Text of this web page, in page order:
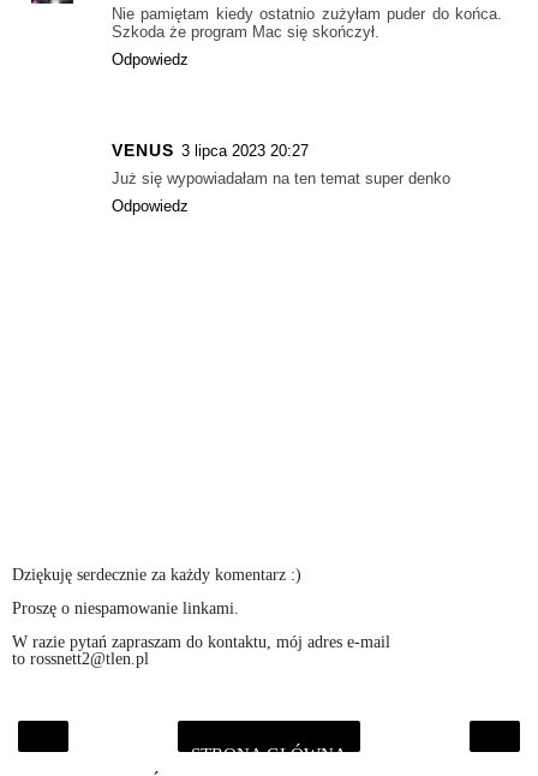
Nie pamiętam kiedy ostatnio zużyłam puder do końca.
Szkoda że program Mac się skończył.
Odpowiedz
VENUS 3 lipca 2023 20:27
Już się wypowiadałam na ten temat super denko
Odpowiedz
Dziękuję serdecznie za każdy komentarz :)
Proszę o niespamowanie linkami.
W razie pytań zapraszam do kontaktu, mój adres e-mail
to rossnett2@tlen.pl
‹ ›
STRONA GŁÓWNA